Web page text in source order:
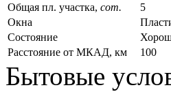
Общая пл. участка, сот.
5
Окна
Состояние
Расстояние от МКАД, км
100
Бытовые